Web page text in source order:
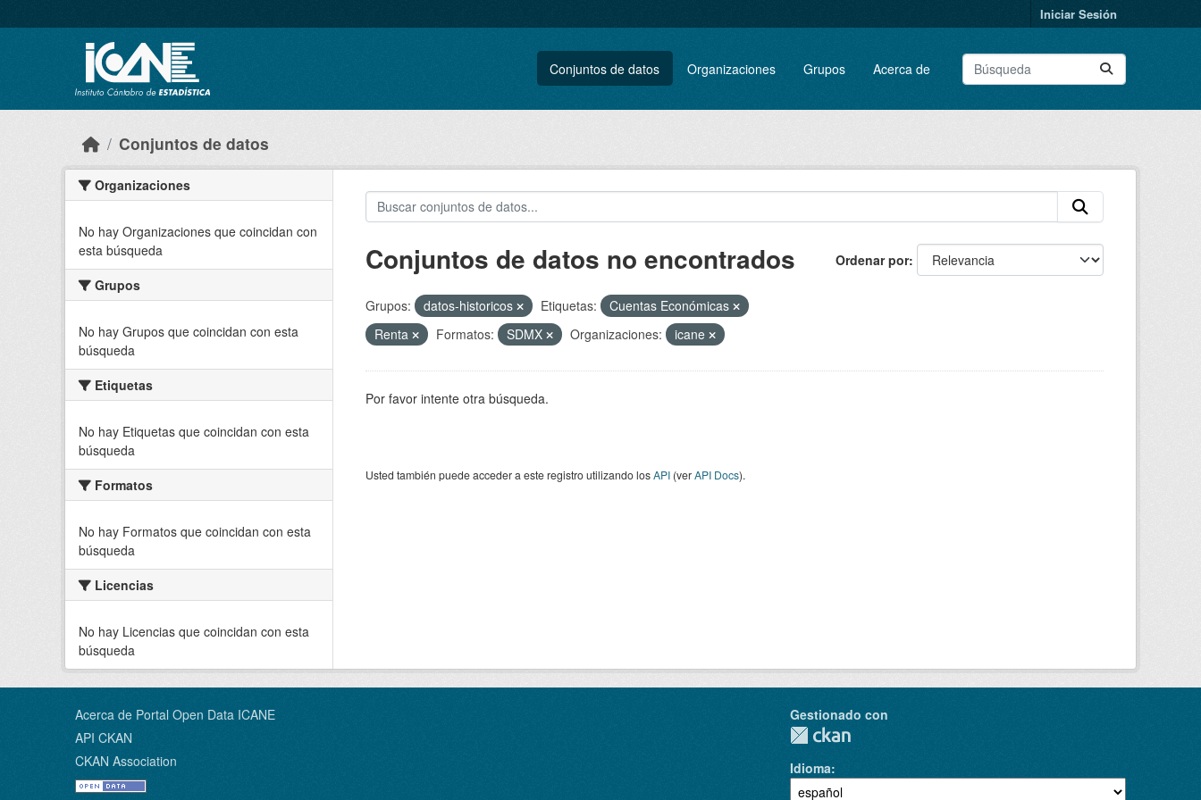
Iniciar Sesión
Conjuntos de datos Organizaciones Grupos Acerca de
Conjuntos de datos
Organizaciones
No hay Organizaciones que coincidan con
esta búsqueda
Grupos
No hay Grupos que coincidan con esta
búsqueda
Etiquetas
No hay Etiquetas que coincidan con esta
búsqueda
Formatos
No hay Formatos que coincidan con esta
búsqueda
Licencias
No hay Licencias que coincidan con esta
búsqueda
Ordenar por
Conjuntos de datos no encontrados
Grupos: datos-historicos Etiquetas:
Cuentas Económicas
Renta
Formatos: SDMX Organizaciones: icane
Por favor intente otra búsqueda.
Usted también puede acceder a este registro utilizando losAPI(verAPI Docs).
Acerca de Portal Open Data ICANE
API CKAN
CKAN Association
Gestionado con
Idioma